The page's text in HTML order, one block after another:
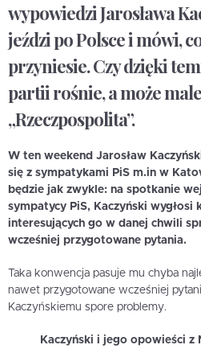
wypowiedzi Jarosława
jeździ po Polsce i mówi,
przyniesie. Czy dzięki
partii rośnie, a może
„Rzeczpospolita”.
W ten weekend Jarosław
się z sympatykami PiS m.in w
będzie jak zwykle: na spotkanie
sympatycy PiS, Kaczyński wygłosi
interesujących go w danej chwili
wcześniej przygotowane pytania.
Taka konwencja pasuje mu chyba
nawet przygotowane wcześniej
Kaczyńskiemu spore problemy.
Kaczyński i jego opowieści z